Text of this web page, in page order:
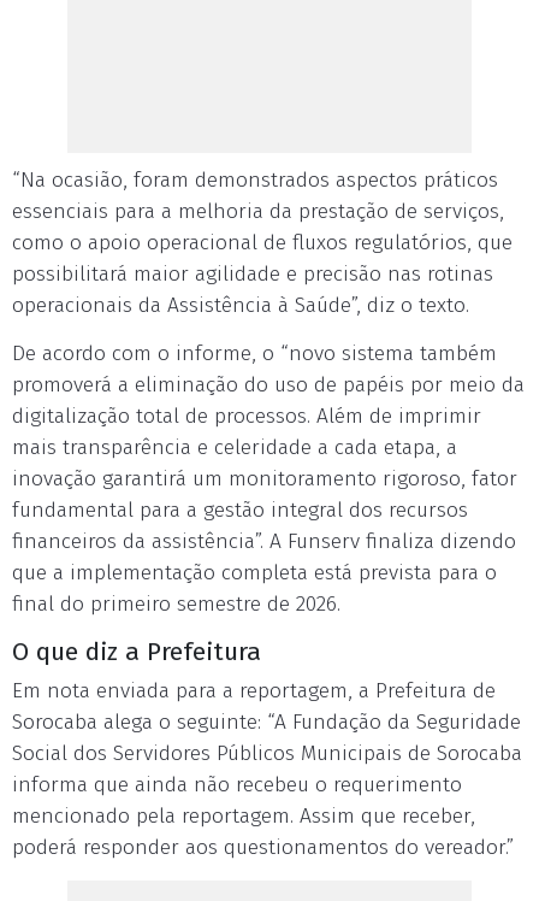
“Na ocasião, foram demonstrados aspectos práticos
essenciais para a melhoria da prestação de serviços,
como o apoio operacional de fluxos regulatórios, que
possibilitará maior agilidade e precisão nas rotinas
operacionais da Assistência à Saúde”, diz o texto.
De acordo com o informe, o “novo sistema também
promoverá a eliminação do uso de papéis por meio da
digitalização total de processos. Além de imprimir
mais transparência e celeridade a cada etapa, a
inovação garantirá um monitoramento rigoroso, fator
fundamental para a gestão integral dos recursos
financeiros da assistência”. A Funserv finaliza dizendo
que a implementação completa está prevista para o
final do primeiro semestre de 2026.
O que diz a Prefeitura
Em nota enviada para a reportagem, a Prefeitura de
Sorocaba alega o seguinte: “A Fundação da Seguridade
Social dos Servidores Públicos Municipais de Sorocaba
informa que ainda não recebeu o requerimento
mencionado pela reportagem. Assim que receber,
poderá responder aos questionamentos do vereador.”